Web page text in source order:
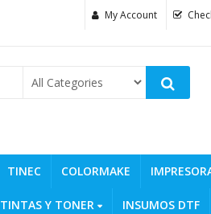
My Account
TINEC COLORMAKE
TINTAS Y TONER INSUMOS DTF